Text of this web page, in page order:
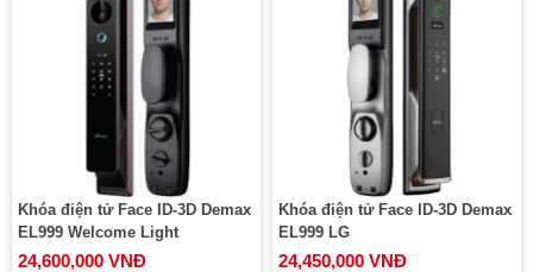
Khóa điện tử Face ID-3D Demax
EL999 Welcome Light
24,600,000 VNĐ
Khóa điện tử Face ID-3D Demax
EL999 LG
24,450,000 VNĐ